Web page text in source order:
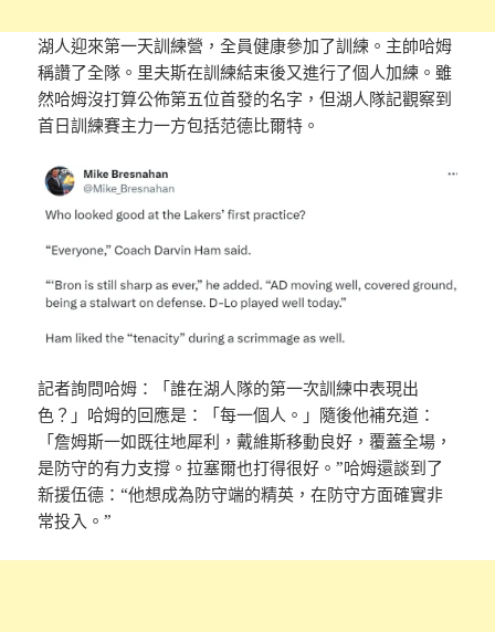
湖人迎來第一天訓練營，全員健康參加了訓練。主帥哈姆
稱讚了全隊。里夫斯在訓練結束後又進行了個人加練。雖
然哈姆沒打算公佈第五位首發的名字，但湖人隊記觀察到
首日訓練賽主力一方包括范德比爾特。
記者詢問哈姆：「誰在湖人隊的第一次訓練中表現出
色？」哈姆的回應是：「每一個人。」隨後他補充道：
「詹姆斯一如既往地犀利，戴維斯移動良好，覆蓋全場，
是防守的有力支撐。拉塞爾也打得很好。”哈姆還談到了
新援伍德：“他想成為防守端的精英，在防守方面確實非
常投入。”